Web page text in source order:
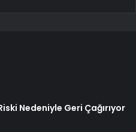
Nedeniyle Geri Çağırıyor